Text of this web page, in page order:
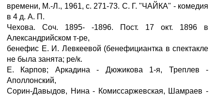
времени, М.-Л., 1961, с. 271-73. С. Г. "ЧАЙКА" - комедия
в 4 д. А. П.
Чехова. Соч. 1895- -1896. Пост. 17 окт. 1896 в
Александрийском т-ре,
бенефис Е. И. Левкеевой (бенефициантка в спектакле
не была занята; ре/к.
Е. Карпов; Аркадина - Дюжикова 1-я, Треплев -
Аполлонский,
Сорин-Давыдов, Нина - Комиссаржевская, Шамраев -